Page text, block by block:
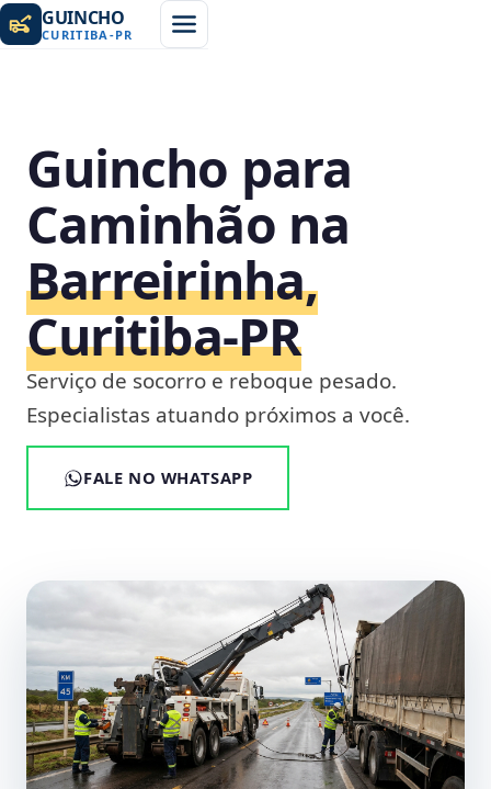
GUINCHO
CURITIBA -PR
Guincho para
Caminhão na
Barreirinha,
Curitiba‑PR
Serviço de socorro e reboque pesado.
Especialistas atuando próximos a você.
FALE NO WHATSAPP